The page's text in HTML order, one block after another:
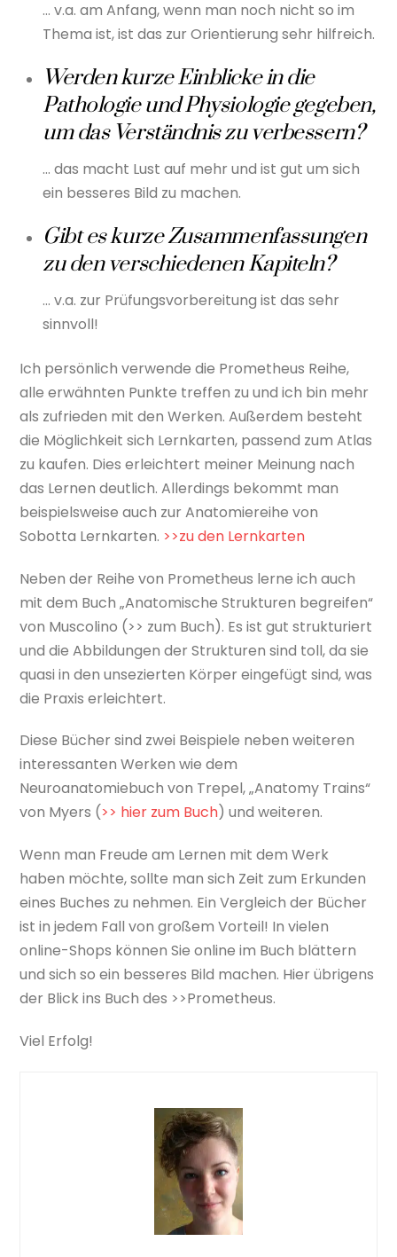
… v.a. am Anfang, wenn man noch nicht so im
Thema ist, ist das zur Orientierung sehr hilfreich.
Werden kurze Einblicke in die
Pathologie und Physiologie gegeben,
um das Verständnis zu verbessern?
… das macht Lust auf mehr und ist gut um sich
ein besseres Bild zu machen.
Gibt es kurze Zusammenfassungen
zu den verschiedenen Kapiteln?
… v.a. zur Prüfungsvorbereitung ist das sehr
sinnvoll!
Ich persönlich verwende die Prometheus Reihe,
alle erwähnten Punkte treffen zu und ich bin mehr
als zufrieden mit den Werken. Außerdem besteht
die Möglichkeit sich Lernkarten, passend zum Atlas
zu kaufen. Dies erleichtert meiner Meinung nach
das Lernen deutlich. Allerdings bekommt man
beispielsweise auch zur Anatomiereihe von
Sobotta Lernkarten. >>zu den Lernkarten
Neben der Reihe von Prometheus lerne ich auch
mit dem Buch „Anatomische Strukturen begreifen“
von Muscolino (>> zum Buch). Es ist gut strukturiert
und die Abbildungen der Strukturen sind toll, da sie
quasi in den unsezierten Körper eingefügt sind, was
die Praxis erleichtert.
Diese Bücher sind zwei Beispiele neben weiteren
interessanten Werken wie dem
Neuroanatomiebuch von Trepel, „Anatomy Trains“
von Myers (>> hier zum Buch) und weiteren.
Wenn man Freude am Lernen mit dem Werk
haben möchte, sollte man sich Zeit zum Erkunden
eines Buches zu nehmen. Ein Vergleich der Bücher
ist in jedem Fall von großem Vorteil! In vielen
online-Shops können Sie online im Buch blättern
und sich so ein besseres Bild machen. Hier übrigens
der Blick ins Buch des >>Prometheus.
Viel Erfolg!